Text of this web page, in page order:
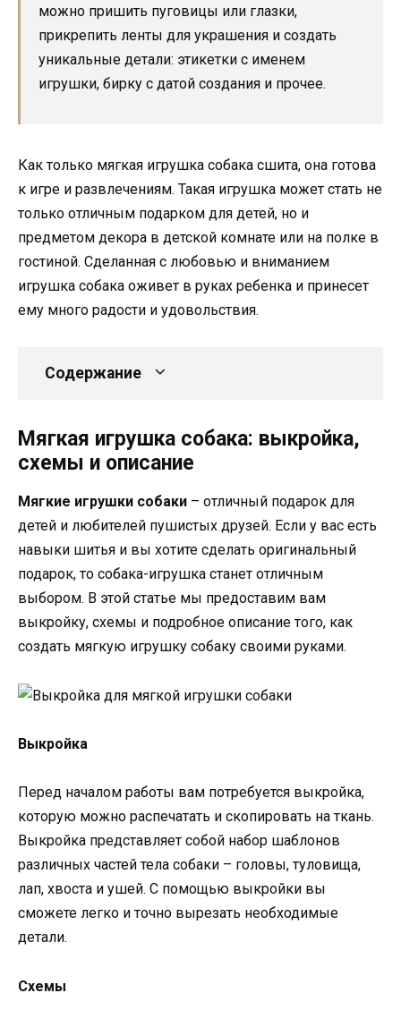
можно пришить пуговицы или глазки,
прикрепить ленты для украшения и создать
уникальные детали: этикетки с именем
игрушки, бирку с датой создания и прочее.
Как только мягкая игрушка собака сшита, она готова
к игре и развлечениям. Такая игрушка может стать не
только отличным подарком для детей, но и
предметом декора в детской комнате или на полке в
гостиной. Сделанная с любовью и вниманием
игрушка собака оживет в руках ребенка и принесет
ему много радости и удовольствия.
Содержание
Мягкая игрушка собака: выкройка,
схемы и описание
Мягкие игрушки собаки – отличный подарок для
детей и любителей пушистых друзей. Если у вас есть
навыки шитья и вы хотите сделать оригинальный
подарок, то собака-игрушка станет отличным
выбором. В этой статье мы предоставим вам
выкройку, схемы и подробное описание того, как
создать мягкую игрушку собаку своими руками.
Выкройка
Перед началом работы вам потребуется выкройка,
которую можно распечатать и скопировать на ткань.
Выкройка представляет собой набор шаблонов
различных частей тела собаки – головы, туловища,
лап, хвоста и ушей. С помощью выкройки вы
сможете легко и точно вырезать необходимые
детали.
Схемы